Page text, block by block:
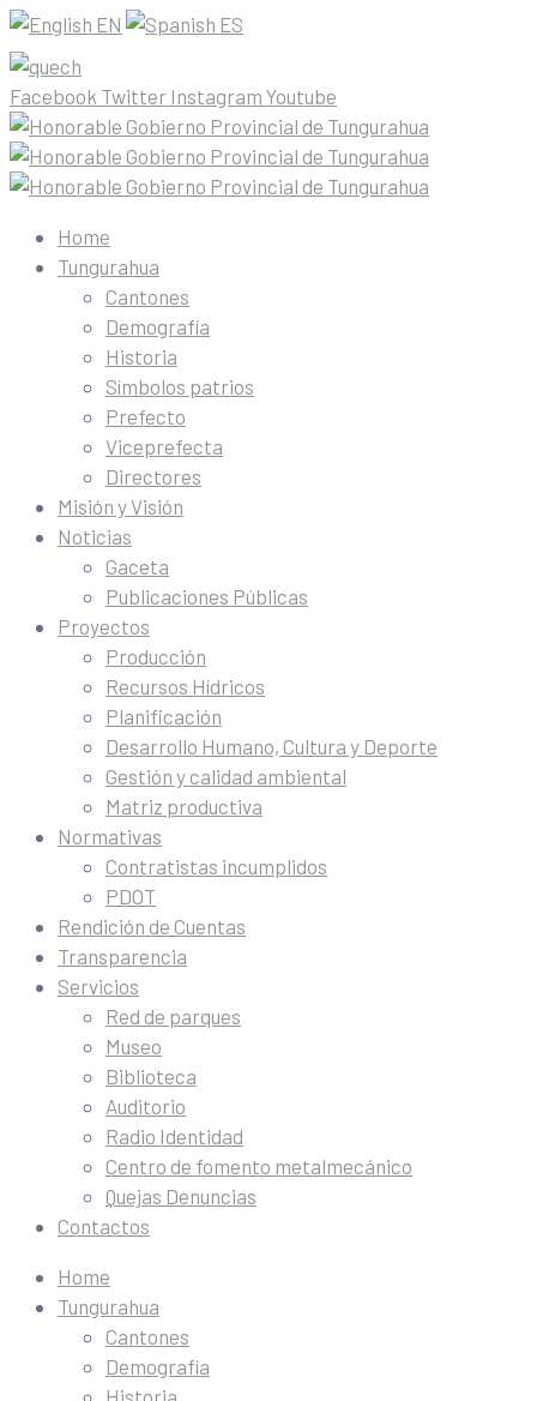
EN ES
Facebook Twitter Instagram Youtube
Home
Tungurahua
Cantones
Demografía
Historia
Símbolos patrios
Prefecto
Viceprefecta
Directores
Misión y Visión
Noticias
Gaceta
Publicaciones Públicas
Proyectos
Producción
Recursos Hídricos
Planificación
Desarrollo Humano, Cultura y Deporte
Gestión y calidad ambiental
Matriz productiva
Normativas
Contratistas incumplidos
PDOT
Rendición de Cuentas
Transparencia
Servicios
Red de parques
Museo
Biblioteca
Auditorio
Radio Identidad
Centro de fomento metalmecánico
Quejas Denuncias
Contactos
Home
Tungurahua
Cantones
Demografía
Historia